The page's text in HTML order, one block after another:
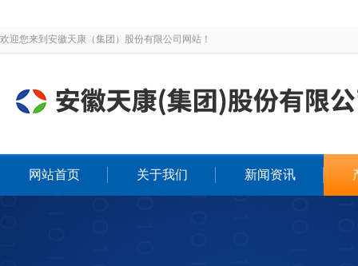
欢迎您来到安徽天康（集团）股份有限公司网站！
网站首页 关于我们 新闻资讯